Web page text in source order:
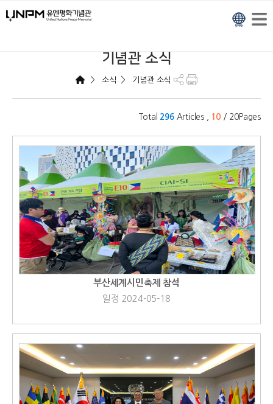
기념관 소식
> 소식 > 기념관 소식
Total 296 Articles , 10 / 20Pages
부산세계시민축제 참석
일정 2024-05-18